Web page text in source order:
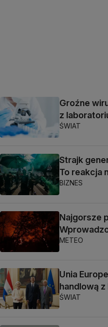
Groźne
z
ŚWIAT
Strajk
To reakcja
BIZNES
Najgorsze
METEO
Unia
handlową
ŚWIAT